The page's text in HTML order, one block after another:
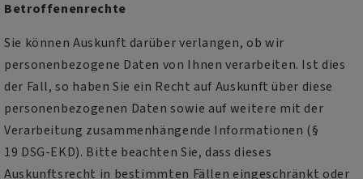
Betroffenenrechte
Sie können Auskunft darüber verlangen, ob wir
personenbezogene Daten von Ihnen verarbeiten. Ist dies
der Fall, so haben Sie ein Recht auf Auskunft über diese
personenbezogenen Daten sowie auf weitere mit der
Verarbeitung zusammenhängende Informationen (§
19 DSG-EKD). Bitte beachten Sie, dass dieses
Auskunftsrecht in bestimmten Fällen eingeschränkt oder